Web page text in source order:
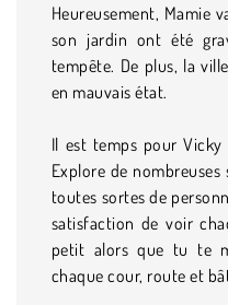
Heureusement, Mamie
son jardin ont été
tempête. De plus, la
en mauvais état.
Il est temps pour
Explore de
toutes sortes de
satisfaction de voir
petit alors que tu te
chaque cour, route et